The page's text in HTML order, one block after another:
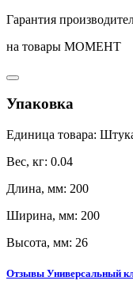
Гарантия
на товары МОМЕНТ
Упаковка
Единица товара:
Вес, кг: 0.04
Длина, мм: 200
Ширина, мм: 200
Высота, мм: 26
Отзывы Универсальный